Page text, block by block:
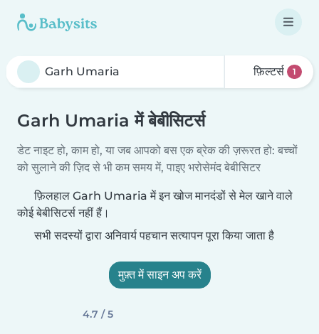
फ़िल्टर्स 1
Garh Umaria में बेबीसिटर्स
डेट नाइट हो, काम हो, या जब आपको बस एक ब्रेक की ज़रूरत हो: बच्चों
को सुलाने की ज़िद से भी कम समय में, पाइए भरोसेमंद बेबीसिटर
फ़िलहाल Garh Umaria में इन खोज मानदंडों से मेल खाने वाले
कोई बेबीसिटर्स नहीं हैं।
सभी सदस्यों द्वारा अनिवार्य पहचान सत्यापन पूरा किया जाता है
मुफ़्त में साइन अप करें
4.7 / 5